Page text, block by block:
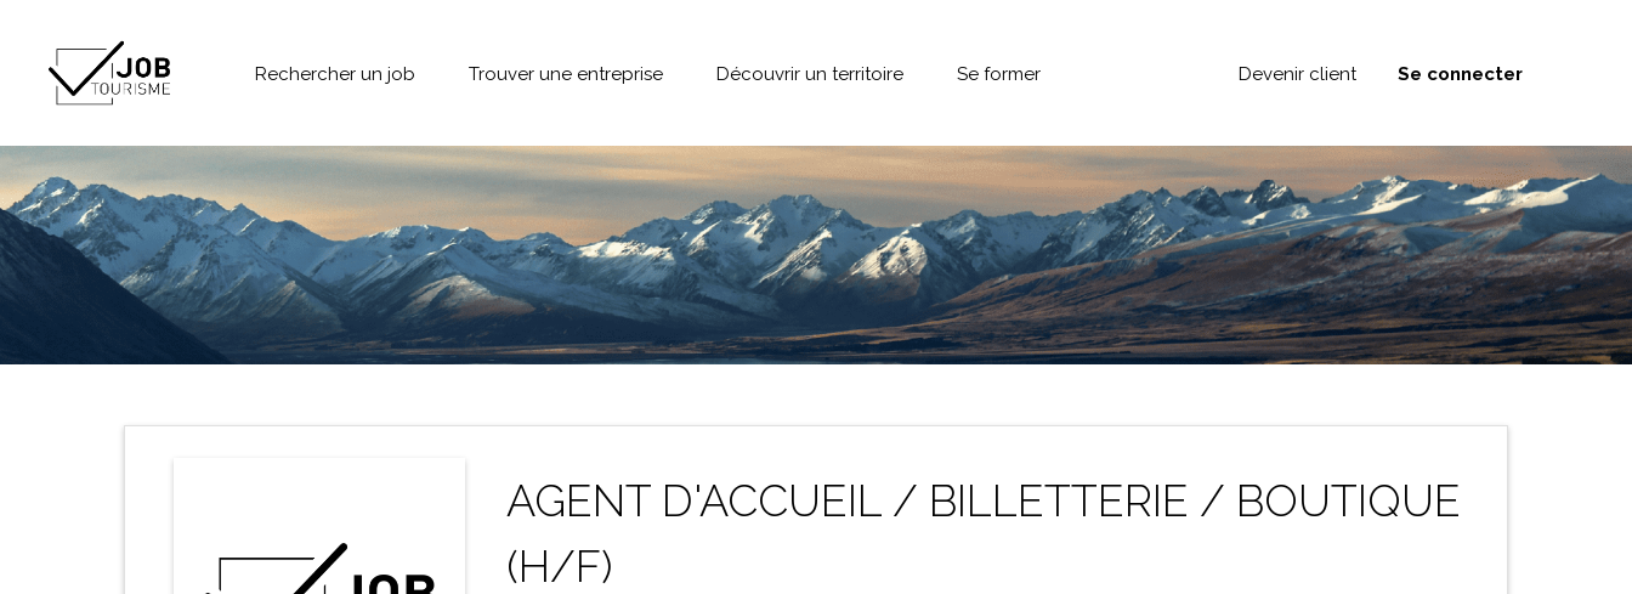
Rechercher un job Trouver une entreprise Découvrir un territoire Se former Devenir client Se connecter
AGENT D'ACCUEIL / BILLETTERIE / BOUTIQUE
(H/F)